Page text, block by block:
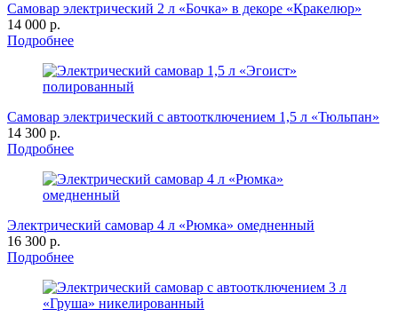
Самовар электрический 2 л «Бочка» в декоре «Кракелюр»
14 000 р.
Подробнее
Самовар электрический с автоотключением 1,5 л «Тюльпан»
14 300 р.
Подробнее
Электрический самовар 4 л «Рюмка» омедненный
16 300 р.
Подробнее